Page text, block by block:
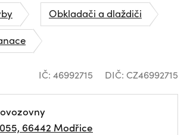
Obkladači a dlaždiči
IČ: 46992715 DIČ: CZ46992715
66442 Modřice